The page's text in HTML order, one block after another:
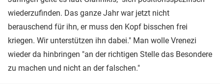
wiederzufinden. Das ganze Jahr war jetzt nicht
berauschend für ihn, er muss den Kopf bisschen frei
kriegen. Wir unterstützen ihn dabei." Man wolle Vrenezi
wieder da hinbringen "an der richtigen Stelle das Besondere
zu machen und nicht an der falschen."